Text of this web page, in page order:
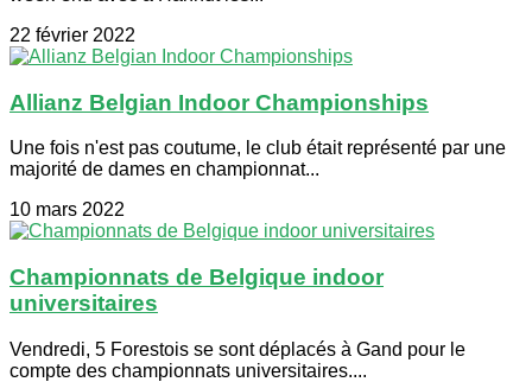
22 février 2022
Allianz Belgian Indoor Championships
Une fois n'est pas coutume, le club était représenté par une
majorité de dames en championnat...
10 mars 2022
Championnats de Belgique indoor
universitaires
Vendredi, 5 Forestois se sont déplacés à Gand pour le
compte des championnats universitaires....